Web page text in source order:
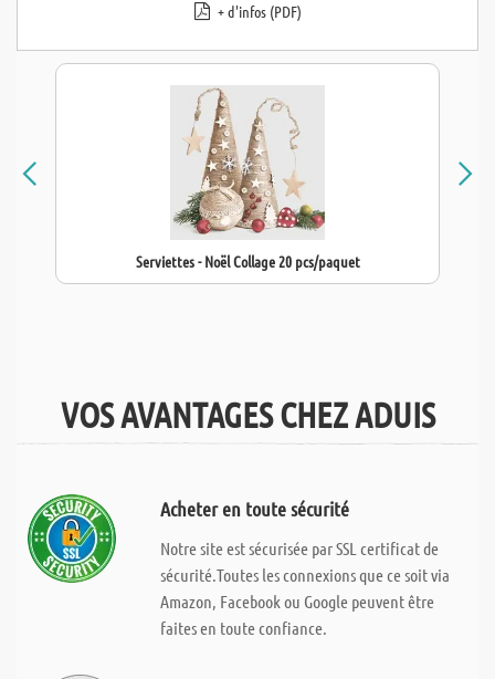
+ d'infos (PDF)
Serviettes - Noël Collage 20 pcs/paquet
VOS AVANTAGES CHEZ ADUIS
Acheter en toute sécurité
Notre site est sécurisée par SSL certificat de
sécurité.Toutes les connexions que ce soit via
Amazon, Facebook ou Google peuvent être
faites en toute confiance.